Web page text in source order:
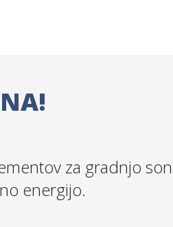
za gradnjo
energijo.